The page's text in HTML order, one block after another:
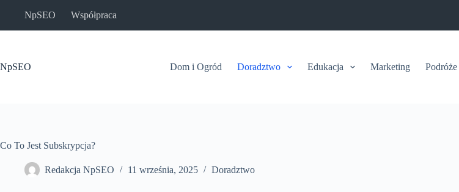
NpSEO Współpraca
NpSEO Dom i Ogród Doradztwo Edukacja Marketing Podróże
Co To Jest Subskrypcja?
Redakcja NpSEO 11 września, 2025 Doradztwo